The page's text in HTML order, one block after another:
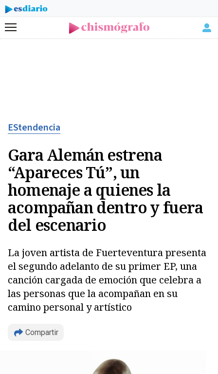
Menú
EStendencia
Gara Alemán estrena
“Apareces Tú”, un
homenaje a quienes la
acompañan dentro y fuera
del escenario
La joven artista de Fuerteventura presenta
el segundo adelanto de su primer EP, una
canción cargada de emoción que celebra a
las personas que la acompañan en su
camino personal y artístico
Compartir